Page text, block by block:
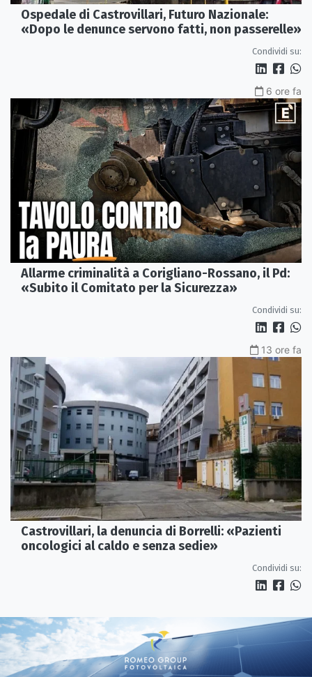
Ospedale di Castrovillari, Futuro Nazionale:
«Dopo le denunce servono fatti, non passerelle»
Condividi su:
6 ore fa
Allarme criminalità a Corigliano-Rossano, il Pd:
«Subito il Comitato per la Sicurezza»
Condividi su:
13 ore fa
Castrovillari, la denuncia di Borrelli: «Pazienti
oncologici al caldo e senza sedie»
Condividi su: